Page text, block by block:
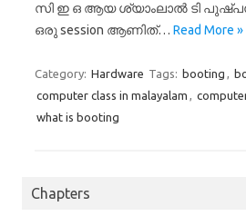
സി ഇ ഒ ആയ ശ്യാംലാൽ ടി
ഒരു session ആണിത്… Read More »
Category: Hardware Tags: booting ,
computer class in malayalam ,
what is booting
Chapters